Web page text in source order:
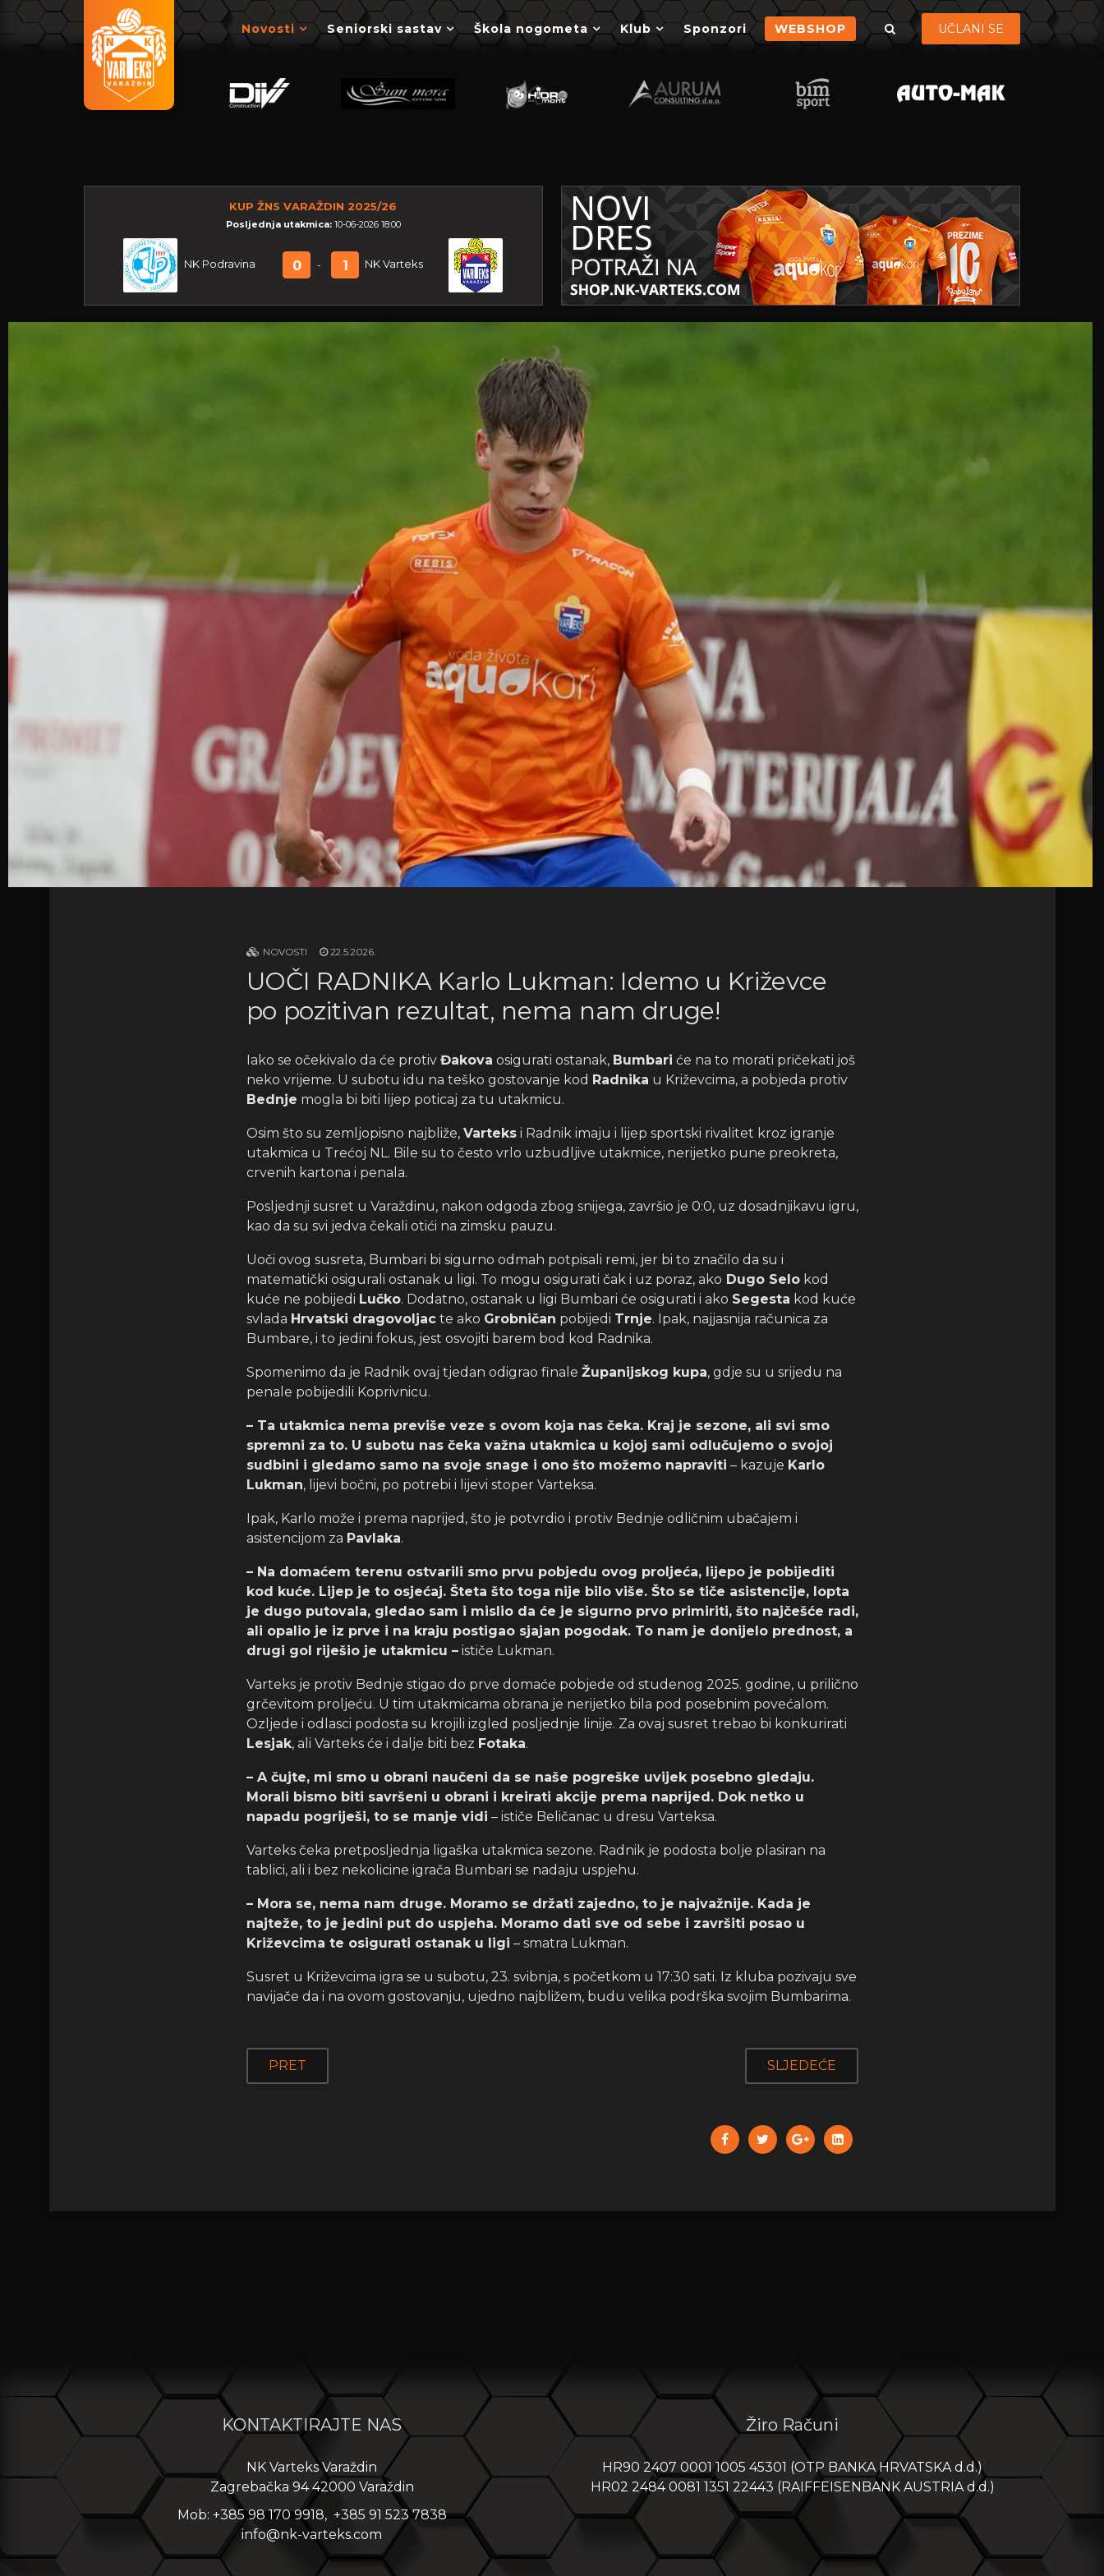
Novosti Seniorski sastav Škola nogometa Klub Sponzori WEBSHOP UČLANI SE
KUP ŽNS VARAŽDIN 2025/26
Posljednja utakmica: 10-06-2026 18:00
NK Podravina 0 - 1 NK Varteks
NOVOSTI 22.5.2026.
UOČI RADNIKA Karlo Lukman: Idemo u Križevce
po pozitivan rezultat, nema nam druge!
Iako se očekivalo da će protiv Đakova osigurati ostanak, Bumbari će na to morati pričekati još
neko vrijeme. U subotu idu na teško gostovanje kod Radnika u Križevcima, a pobjeda protiv
Bednje mogla bi biti lijep poticaj za tu utakmicu.
Osim što su zemljopisno najbliže, Varteksi Radnik imaju i lijep sportski rivalitet kroz igranje
utakmica u Trećoj NL. Bile su to često vrlo uzbudljive utakmice, nerijetko pune preokreta,
crvenih kartona i penala.
Posljednji susret u Varaždinu, nakon odgoda zbog snijega, završio je 0:0, uz dosadnjikavu igru,
kao da su svi jedva čekali otići na zimsku pauzu.
Uoči ovog susreta, Bumbari bi sigurno odmah potpisali remi, jer bi to značilo da su i
matematički osigurali ostanak u ligi. To mogu osigurati čak i uz poraz, ako Dugo Selokod
kuće ne pobijedi Lučko. Dodatno, ostanak u ligi Bumbari će osigurati i ako Segesta kod kuće
svlada Hrvatski dragovoljacte ako Grobničan pobijedi Trnje. Ipak, najjasnija računica za
Bumbare, i to jedini fokus, jest osvojiti barem bod kod Radnika.
Spomenimo da je Radnik ovaj tjedan odigrao finale Županijskog kupa, gdje su u srijedu na
penale pobijedili Koprivnicu.
– Ta utakmica nema previše veze s ovom koja nas čeka. Kraj je sezone, ali svi smo
spremni za to. U subotu nas čeka važna utakmica u kojoj sami odlučujemo o svojoj
sudbini i gledamo samo na svoje snage i ono što možemo napraviti – kazuje Karlo
Lukman, lijevi bočni, po potrebi i lijevi stoper Varteksa.
Ipak, Karlo može i prema naprijed, što je potvrdio i protiv Bednje odličnim ubačajem i
asistencijom za Pavlaka.
– Na domaćem terenu ostvarili smo prvu pobjedu ovog proljeća, lijepo je pobijediti
kod kuće. Lijep je to osjećaj. Šteta što toga nije bilo više. Što se tiče asistencije, lopta
je dugo putovala, gledao sam i mislio da će je sigurno prvo primiriti, što najčešće radi,
ali opalio je iz prve i na kraju postigao sjajan pogodak. To nam je donijelo prednost, a
drugi gol riješio je utakmicu –ističe Lukman.
Varteks je protiv Bednje stigao do prve domaće pobjede od studenog 2025. godine, u prilično
grčevitom proljeću. U tim utakmicama obrana je nerijetko bila pod posebnim povećalom.
Ozljede i odlasci podosta su krojili izgled posljednje linije. Za ovaj susret trebao bi konkurirati
Lesjak, ali Varteks će i dalje biti bez Fotaka.
– A čujte, mi smo u obrani naučeni da se naše pogreške uvijek posebno gledaju.
Morali bismo biti savršeni u obrani i kreirati akcije prema naprijed. Dok netko u
napadu pogriješi, to se manje vidi – ističe Beličanac u dresu Varteksa.
Varteks čeka pretposljednja ligaška utakmica sezone. Radnik je podosta bolje plasiran na
tablici, ali i bez nekolicine igrača Bumbari se nadaju uspjehu.
– Mora se, nema nam druge. Moramo se držati zajedno, to je najvažnije. Kada je
najteže, to je jedini put do uspjeha. Moramo dati sve od sebe i završiti posao u
Križevcima te osigurati ostanak u ligi – smatra Lukman.
Susret u Križevcima igra se u subotu, 23. svibnja, s početkom u 17:30 sati. Iz kluba pozivaju sve
navijače da i na ovom gostovanju, ujedno najbližem, budu velika podrška svojim Bumbarima.
PRET SLJEDEĆE
KONTAKTIRAJTE NAS
NK Varteks Varaždin
Zagrebačka 94 42000 Varaždin
Mob: +385 98 170 9918, +385 91 523 7838
info@nk-varteks.com
Žiro Računi
HR90 2407 0001 1005 45301 (OTP BANKA HRVATSKA d.d.)
HR02 2484 0081 1351 22443 (RAIFFEISENBANK AUSTRIA d.d.)